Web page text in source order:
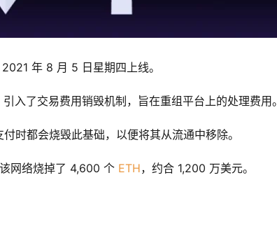
年 8 月 5 日星期四上线。
入了交易费用销毁机制，旨在重组平台上的处理费用。
时都会烧毁此基础，以便将其从流通中移除。
网络烧掉了 4,600 个 ETH，约合 1,200 万美元。